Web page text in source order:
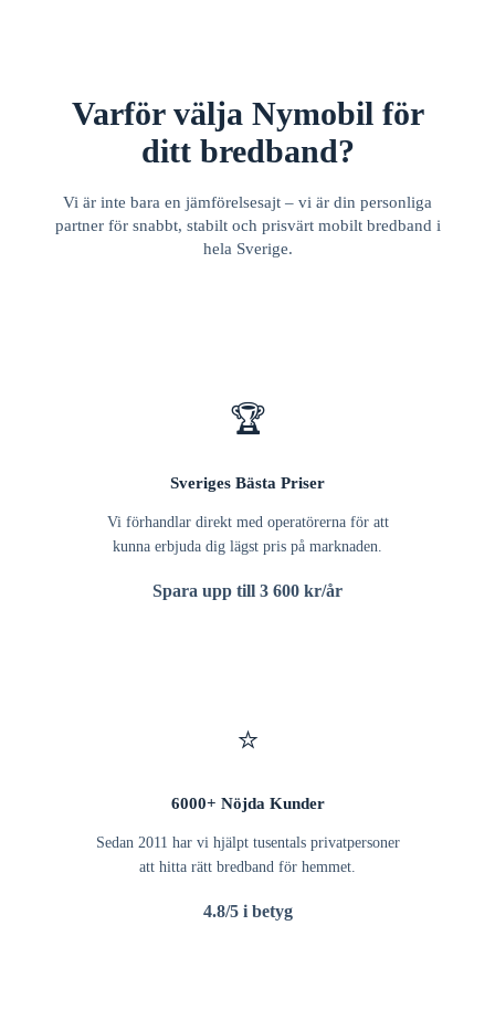
Varför välja Nymobil för
ditt bredband?
Vi är inte bara en jämförelsesajt – vi är din personliga
partner för snabbt, stabilt och prisvärt mobilt bredband i
hela Sverige.
🏆
Sveriges Bästa Priser
Vi förhandlar direkt med operatörerna för att
kunna erbjuda dig lägst pris på marknaden.
Spara upp till 3 600 kr/år
⭐
6000+ Nöjda Kunder
Sedan 2011 har vi hjälpt tusentals privatpersoner
att hitta rätt bredband för hemmet.
4.8/5 i betyg